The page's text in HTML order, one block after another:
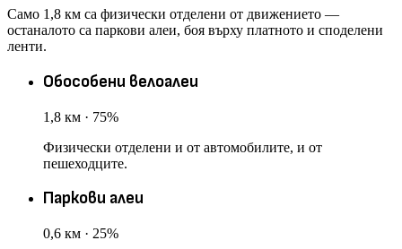
Само 1,8 км са физически отделени от движението —
останалото са паркови алеи, боя върху платното и споделени
ленти.
Обособени велоалеи
1,8 км · 75%
Физически отделени и от автомобилите, и от
пешеходците.
Паркови алеи
0,6 км · 25%